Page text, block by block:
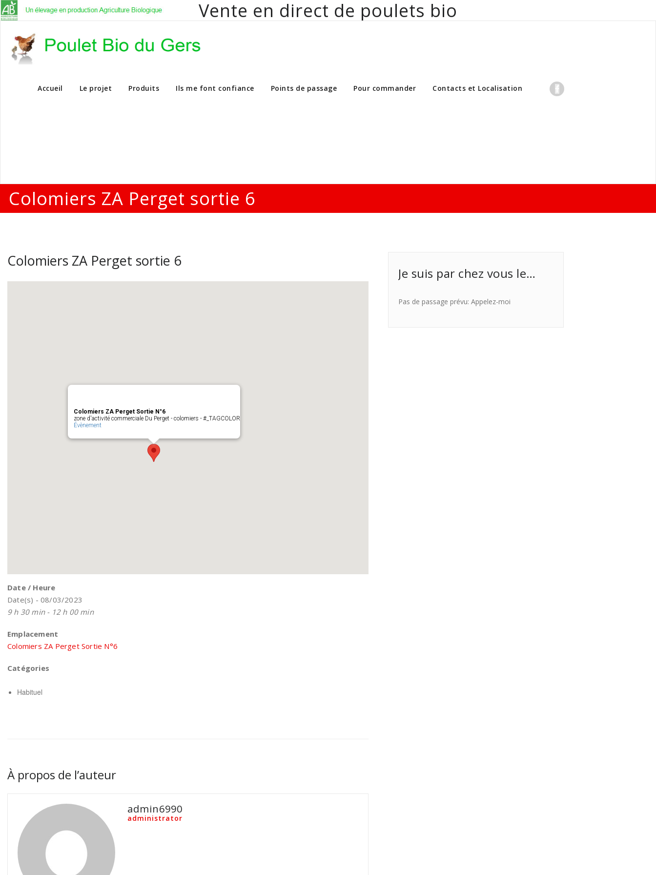
Vente en direct de poulets bio
Vente en direct de poulets bio aux particuliers et professionnels
Accueil Le projet Produits Ils me font confiance Points de passage Pour commander Contacts et Localisation
Colomiers ZA Perget sortie 6
Colomiers ZA Perget sortie 6
Colomiers ZA Perget Sortie N°6
zone d'activité commerciale Du Perget - colomiers - #_TAGCOLOR
Évènement
Date / Heure
Date(s) - 08/03/2023
9 h 30 min - 12 h 00 min
Emplacement
Colomiers ZA Perget Sortie N°6
Catégories
Habituel
À propos de l’auteur
admin6990
administrator
Je suis par chez vous le…
Pas de passage prévu: Appelez-moi